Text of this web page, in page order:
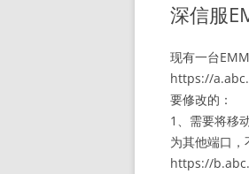
深信服
现有一台
https://
要修改的：
1、需要将移
为其他端口
https://